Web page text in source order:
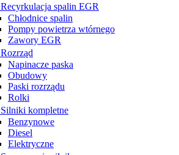
Recyrkulacja spalin EGR
Chłodnice spalin
Pompy powietrza wtórnego
Zawory EGR
Rozrząd
Napinacze paska
Obudowy
Paski rozrządu
Rolki
Silniki kompletne
Benzynowe
Diesel
Elektryczne